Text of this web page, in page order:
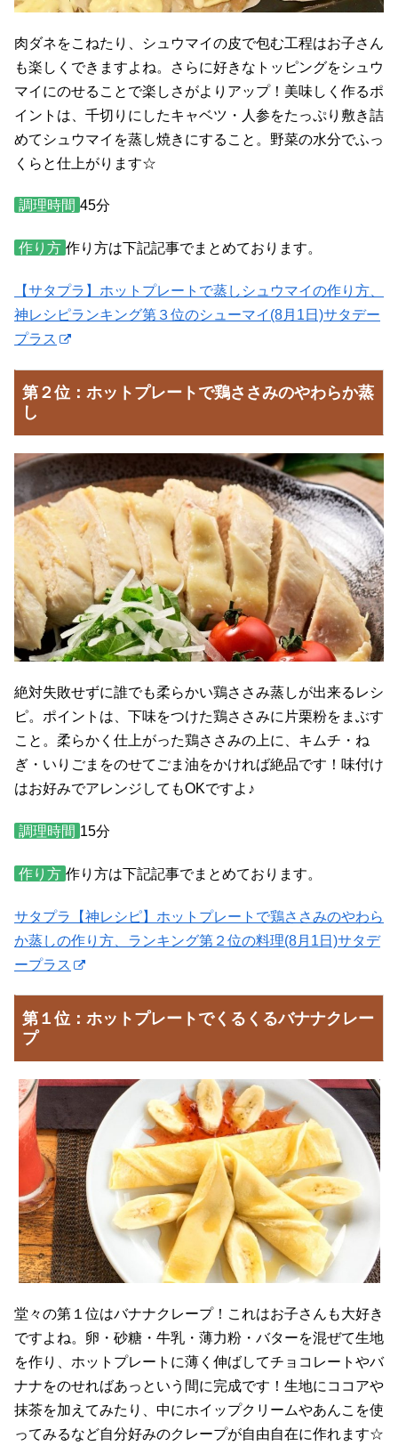
肉ダネをこねたり、シュウマイの皮で包む工程はお子さん
も楽しくできますよね。さらに好きなトッピングをシュウ
マイにのせることで楽しさがよりアップ！美味しく作るポ
イントは、千切りにしたキャベツ・人参をたっぷり敷き詰
めてシュウマイを蒸し焼きにすること。野菜の水分でふっ
くらと仕上がります☆
調理時間 45分
作り方 作り方は下記記事でまとめております。
【サタプラ】ホットプレートで蒸しシュウマイの作り方、
神レシピランキング第３位のシューマイ(8月1日)サタデー
プラス
第２位：ホットプレートで鶏ささみのやわらか蒸
し
絶対失敗せずに誰でも柔らかい鶏ささみ蒸しが出来るレシ
ピ。ポイントは、下味をつけた鶏ささみに片栗粉をまぶす
こと。柔らかく仕上がった鶏ささみの上に、キムチ・ね
ぎ・いりごまをのせてごま油をかければ絶品です！味付け
はお好みでアレンジしてもOKですよ♪
調理時間 15分
作り方 作り方は下記記事でまとめております。
サタプラ【神レシピ】ホットプレートで鶏ささみのやわら
か蒸しの作り方、ランキング第２位の料理(8月1日)サタデ
ープラス
第１位：ホットプレートでくるくるバナナクレー
プ
堂々の第１位はバナナクレープ！これはお子さんも大好き
ですよね。卵・砂糖・牛乳・薄力粉・バターを混ぜて生地
を作り、ホットプレートに薄く伸ばしてチョコレートやバ
ナナをのせればあっという間に完成です！生地にココアや
抹茶を加えてみたり、中にホイップクリームやあんこを使
ってみるなど自分好みのクレープが自由自在に作れます☆